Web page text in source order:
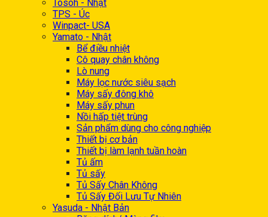
Tosoh - Nhật
TPS - Úc
Winpact- USA
Yamato - Nhật
Bể điều nhiệt
Cô quay chân không
Lò nung
Máy lọc nước siêu sạch
Máy sấy đông khô
Máy sấy phun
Nồi hấp tiệt trùng
Sản phẩm dùng cho công nghiệp
Thiết bị cơ bản
Thiết bị làm lạnh tuần hoàn
Tủ ấm
Tủ sấy
Tủ Sấy Chân Không
Tủ Sấy Đối Lưu Tự Nhiên
Yasuda - Nhật Bản